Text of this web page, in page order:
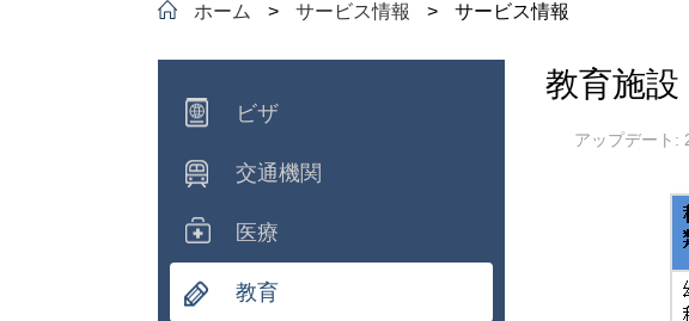
ホーム > サービス情報 > サービス情報
ビザ
交通機関
医療
教育
教育施設
アップデート: